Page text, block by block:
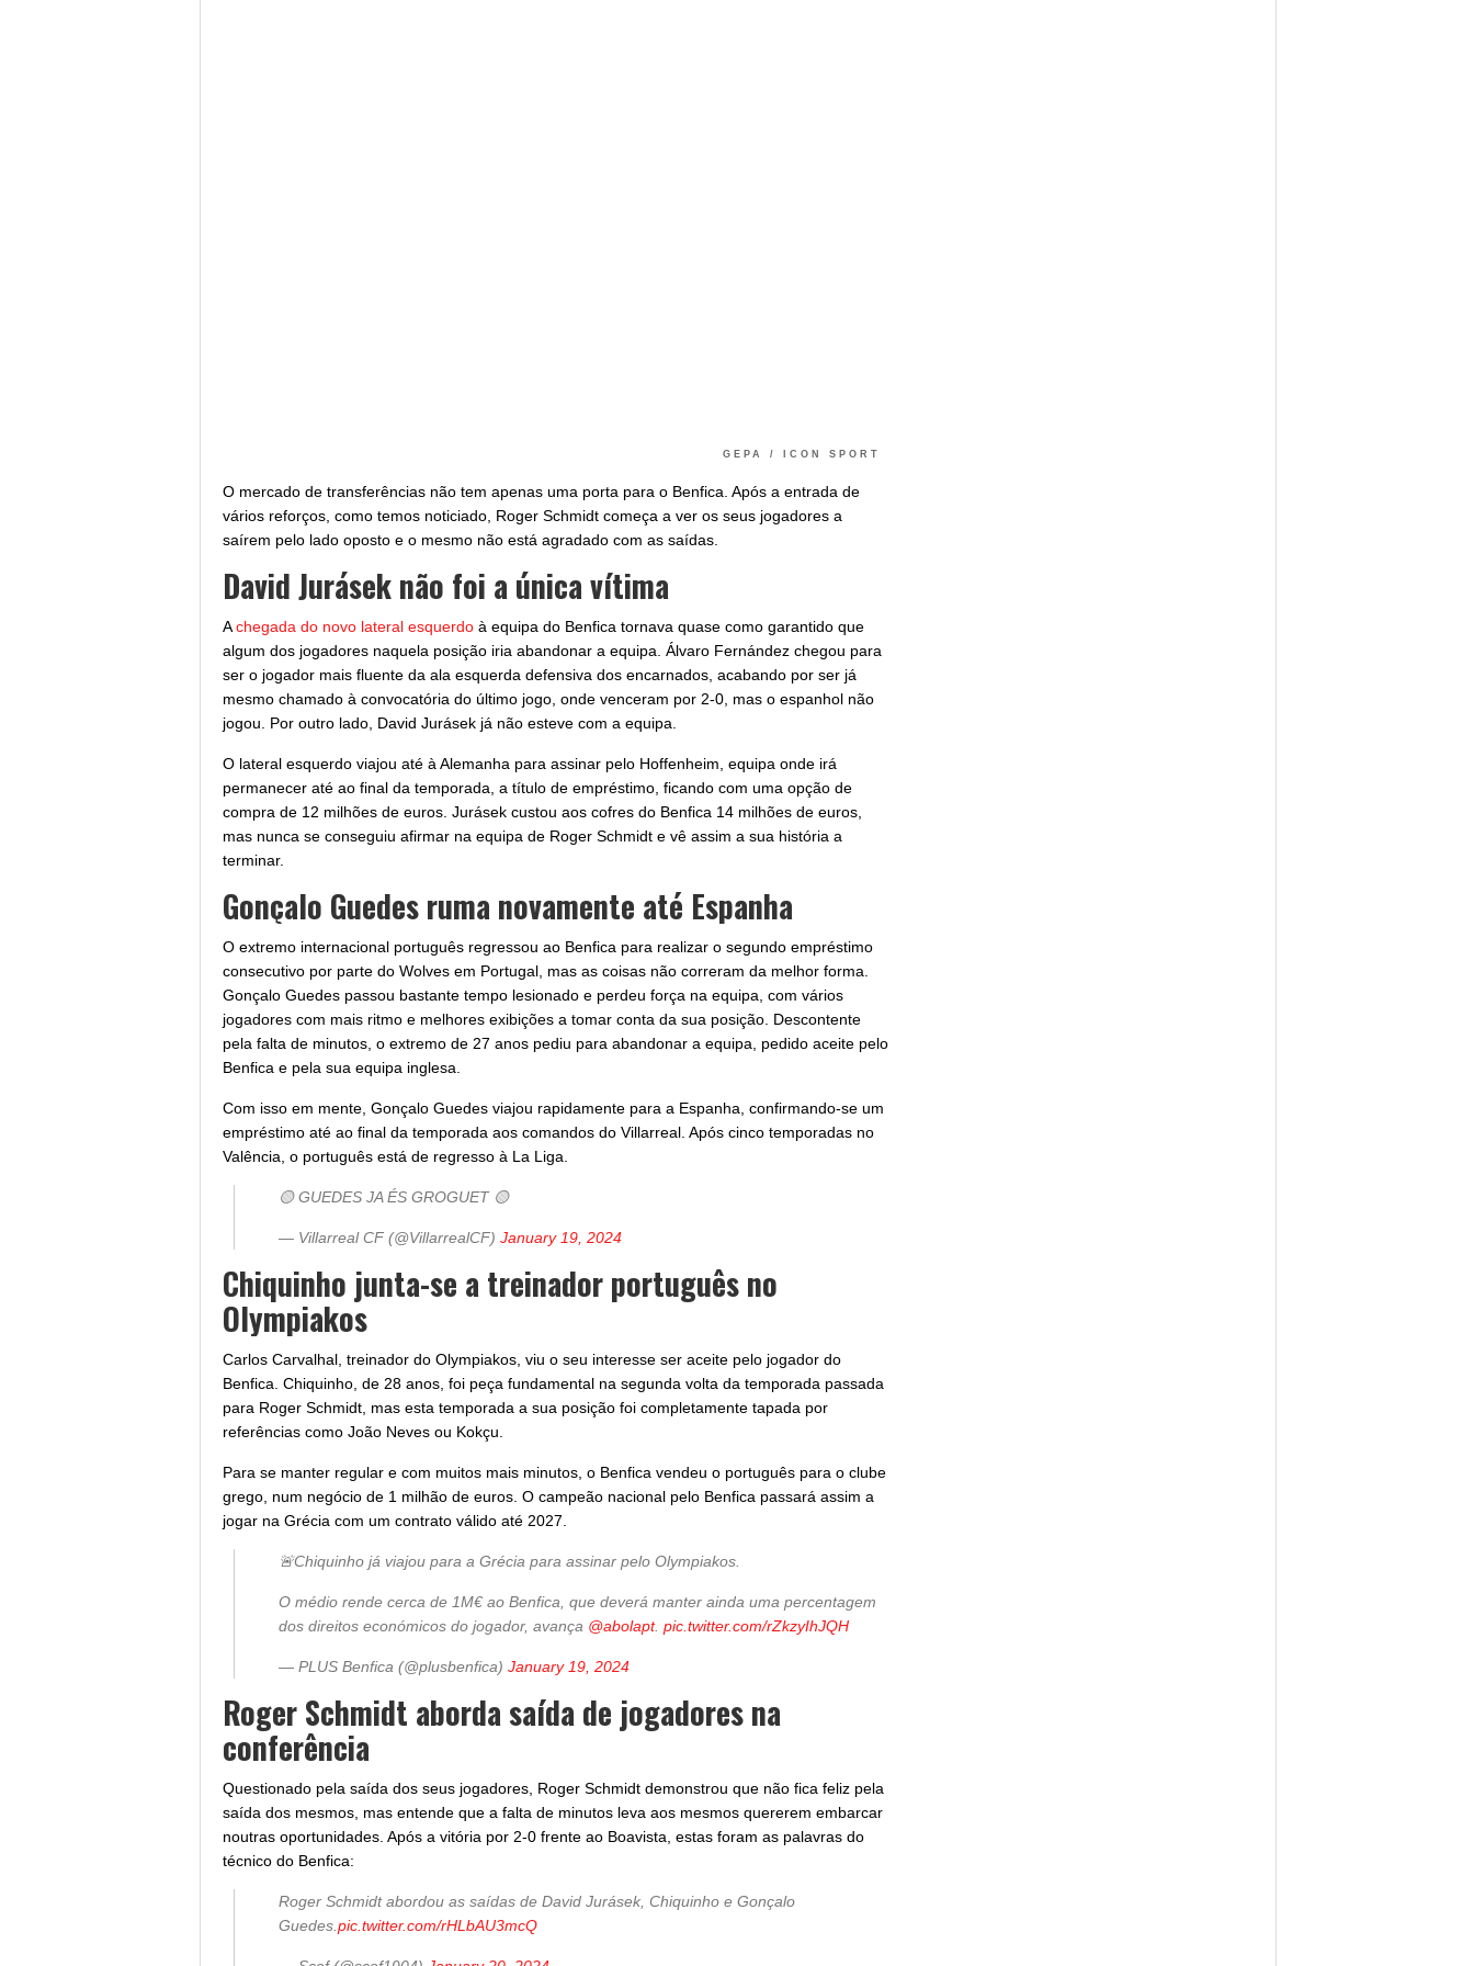
GEPA / ICON SPORT
O mercado de transferências não tem apenas uma porta para o Benfica. Após a entrada de
vários reforços, como temos noticiado, Roger Schmidt começa a ver os seus jogadores a
saírem pelo lado oposto e o mesmo não está agradado com as saídas.
David Jurásek não foi a única vítima
Achegada do novo lateral esquerdo à equipa do Benfica tornava quase como garantido que
algum dos jogadores naquela posição iria abandonar a equipa. Álvaro Fernández chegou para
ser o jogador mais fluente da ala esquerda defensiva dos encarnados, acabando por ser já
mesmo chamado à convocatória do último jogo, onde venceram por 2-0, mas o espanhol não
jogou. Por outro lado, David Jurásek já não esteve com a equipa.
O lateral esquerdo viajou até à Alemanha para assinar pelo Hoffenheim, equipa onde irá
permanecer até ao final da temporada, a título de empréstimo, ficando com uma opção de
compra de 12 milhões de euros. Jurásek custou aos cofres do Benfica 14 milhões de euros,
mas nunca se conseguiu afirmar na equipa de Roger Schmidt e vê assim a sua história a
terminar.
Gonçalo Guedes ruma novamente até Espanha
O extremo internacional português regressou ao Benfica para realizar o segundo empréstimo
consecutivo por parte do Wolves em Portugal, mas as coisas não correram da melhor forma.
Gonçalo Guedes passou bastante tempo lesionado e perdeu força na equipa, com vários
jogadores com mais ritmo e melhores exibições a tomar conta da sua posição. Descontente
pela falta de minutos, o extremo de 27 anos pediu para abandonar a equipa, pedido aceite pelo
Benfica e pela sua equipa inglesa.
Com isso em mente, Gonçalo Guedes viajou rapidamente para a Espanha, confirmando-se um
empréstimo até ao final da temporada aos comandos do Villarreal. Após cinco temporadas no
Valência, o português está de regresso à La Liga.
🟡 GUEDES JA ÉS GROGUET 🟡
— Villarreal CF (@VillarrealCF) January 19, 2024
Chiquinho junta-se a treinador português no
Olympiakos
Carlos Carvalhal, treinador do Olympiakos, viu o seu interesse ser aceite pelo jogador do
Benfica. Chiquinho, de 28 anos, foi peça fundamental na segunda volta da temporada passada
para Roger Schmidt, mas esta temporada a sua posição foi completamente tapada por
referências como João Neves ou Kokçu.
Para se manter regular e com muitos mais minutos, o Benfica vendeu o português para o clube
grego, num negócio de 1 milhão de euros. O campeão nacional pelo Benfica passará assim a
jogar na Grécia com um contrato válido até 2027.
🚨Chiquinho já viajou para a Grécia para assinar pelo Olympiakos.
O médio rende cerca de 1M€ ao Benfica, que deverá manter ainda uma percentagem
dos direitos económicos do jogador, avança @abolapt. pic.twitter.com/rZkzyIhJQH
— PLUS Benfica (@plusbenfica) January 19, 2024
Roger Schmidt aborda saída de jogadores na
conferência
Questionado pela saída dos seus jogadores, Roger Schmidt demonstrou que não fica feliz pela
saída dos mesmos, mas entende que a falta de minutos leva aos mesmos quererem embarcar
noutras oportunidades. Após a vitória por 2-0 frente ao Boavista, estas foram as palavras do
técnico do Benfica:
Roger Schmidt abordou as saídas de David Jurásek, Chiquinho e Gonçalo
Guedes. pic.twitter.com/rHLbAU3mcQ